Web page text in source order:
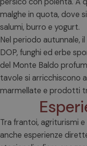
malghe in quota, dove
salumi, burro e yogurt.
Nel periodo autunnale,
DOP, funghi ed erbe
del Monte Baldo
tavole si arricchiscono
marmellate e prodotti
Tra frantoi, agriturismi
anche esperienze